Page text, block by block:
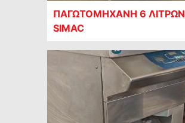
ΠΑΓΩΤΟΜΗΧΑΝΗ 6 ΛΙΤΡΩΝ
SIMAC